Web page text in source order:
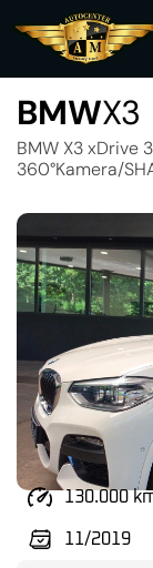
BMWX3
BMW X3 xDrive
360°Kamera/
130.000
11/2019